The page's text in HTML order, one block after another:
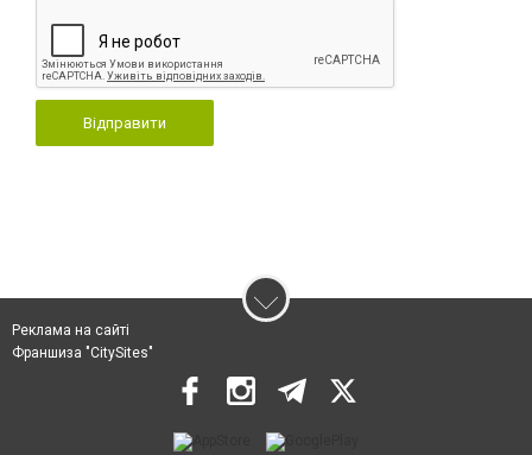
Відправити
Реклама на сайті
Франшиза "CitySites"